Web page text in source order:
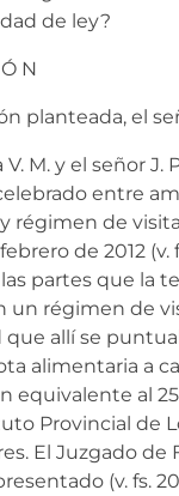
de ley?
N
planteada, el
V. M. y el señor
entre
régimen de
de 2012
partes que la
un régimen de
allí se
alimentaria a
equivalente al
Provincial de
El Juzgado de
(v. fs.